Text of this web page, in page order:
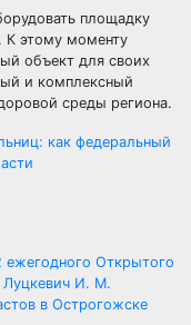
площадку
К этому моменту
объект для своих
и комплексный
среды региона.
как федеральный
ежегодного Открытого
Луцкевич И. М.
в Острогожске